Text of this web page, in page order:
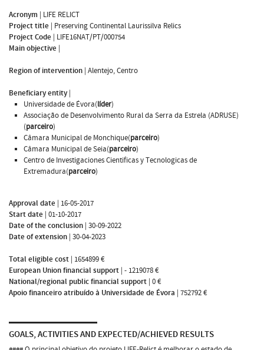
Acronym | LIFE RELICT
Project title | Preserving Continental Laurissilva Relics
Project Code | LIFE16NAT/PT/000754
Main objective |
Region of intervention | Alentejo, Centro
Beneficiary entity|
Universidade de Évora(líder)
Associação de Desenvolvimento Rural da Serra da Estrela (ADRUSE)
(parceiro)
Câmara Municipal de Monchique(parceiro)
Câmara Municipal de Seia(parceiro)
Centro de Investigaciones Cientificas y Tecnologicas de
Extremadura(parceiro)
Approval date | 16-05-2017
Start date | 01-10-2017
Date of the conclusion | 30-09-2022
Date of extension | 30-04-2023
Total eligible cost | 1654899 €
European Union financial support | - 1219078 €
National/regional public financial support | 0 €
Apoio financeiro atribuído à Universidade de Évora | 752792 €
GOALS, ACTIVITIES AND EXPECTED/ACHIEVED RESULTS